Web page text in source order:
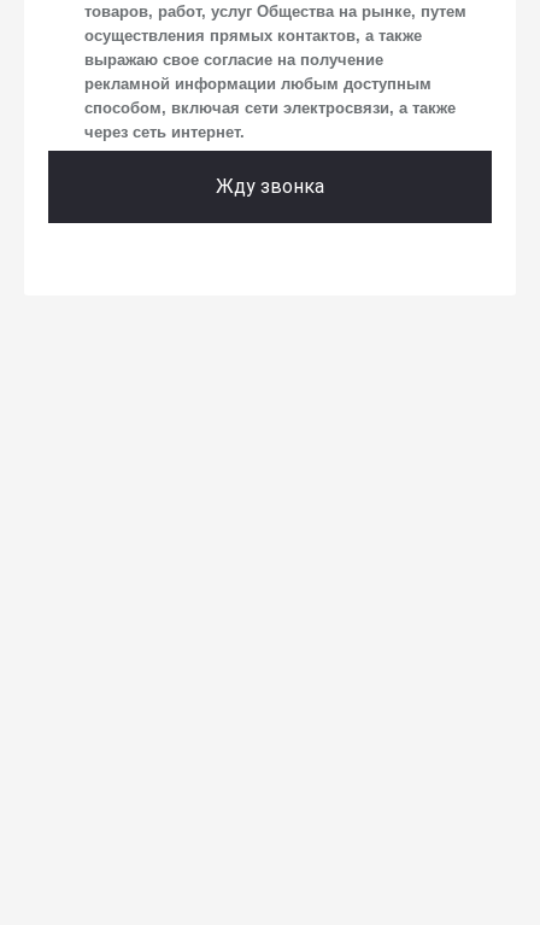
2. Под обработкой персональных данных понимаются
следующие действия: сбор, запись, систематизация,
накопление, хранение, уточнение (обновление,
изменение), извлечение, использование, передача
(предоставление, доступ), блокирование, удаление,
уничтожение персональных данных. Общество
обрабатывает персональные данные с использованием
средств автоматизации.
товаров, работ, услуг Общества на рынке, путем
осуществления прямых контактов, а также
выражаю свое согласие на получение
рекламной информации любым доступным
способом, включая сети электросвязи, а также
через сеть интернет.
Жду звонка